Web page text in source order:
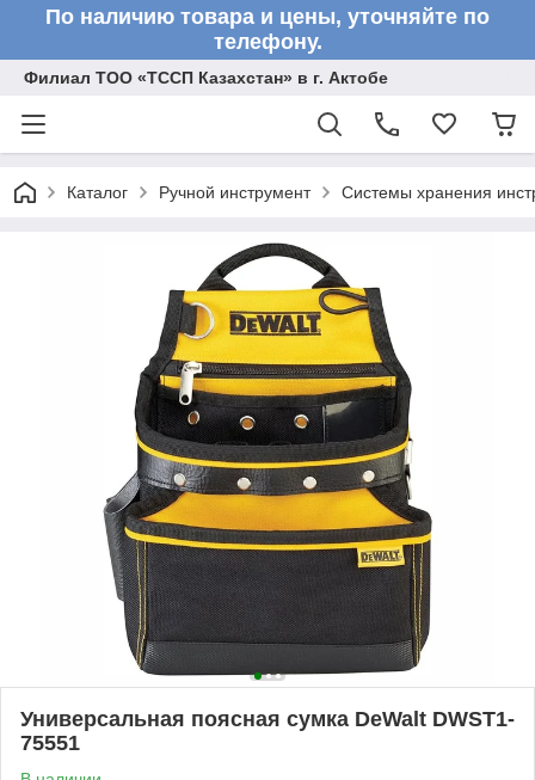
По наличию товара и цены, уточняйте по
телефону.
Филиал ТОО «ТССП Казахстан» в г. Актобе
Каталог Ручной инструмент Системы хранения
Универсальная поясная сумка DeWalt DWST1-
75551